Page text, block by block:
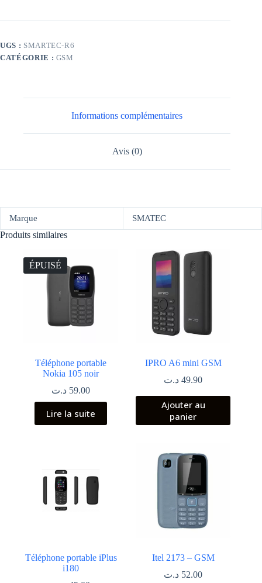
UGS : SMARTEC-R6
CATÉGORIE : GSM
Informations complémentaires
Avis (0)
Marque SMATEC
Produits similaires
ÉPUISÉ
Téléphone portable
Nokia 105 noir
59.00 د.ت
Lire la suite
IPRO A6 mini GSM
49.90 د.ت
Ajouter au
panier
Téléphone portable iPlus
i180
Itel 2173 – GSM
52.00 د.ت